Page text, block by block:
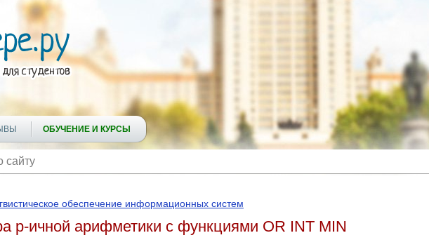
ОБУЧЕНИЕ И КУРСЫ
обеспечение информационных систем
р-ичной арифметики с функциями OR INT MIN